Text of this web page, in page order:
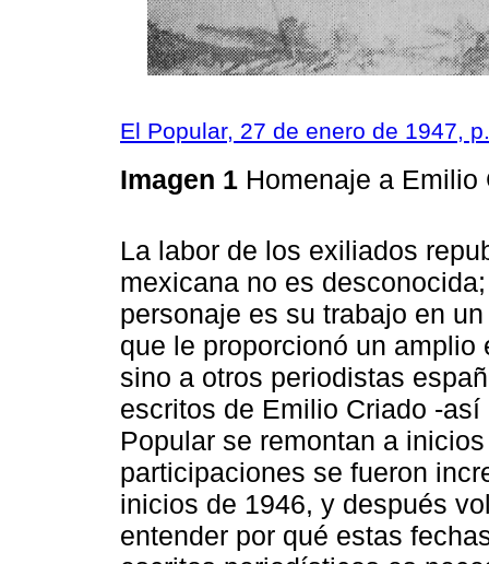
El Popular, 27 de enero de 1947,
Imagen 1 Homenaje a
La labor de los exiliados
mexicana no es
personaje es su trabajo en
que le proporcionó un
sino a otros periodistas
escritos de Emilio Criado -
Popular se remontan a
participaciones se fueron
inicios de 1946, y después
entender por qué estas